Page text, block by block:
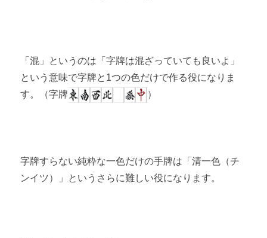
「混」というのは「字牌は混ざっていても良いよ」
という意味で字牌と1つの色だけで作る役になりま
す。（字牌
）
字牌すらない純粋な一色だけの手牌は「清一色（チ
ンイツ）」というさらに難しい役になります。